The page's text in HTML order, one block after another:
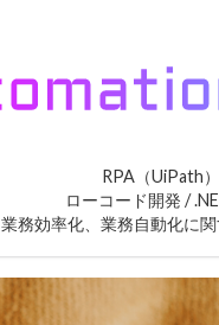
RPA（UiPath
ローコード開発 /
業務効率化、業務自動化に